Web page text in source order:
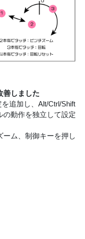
善しました
を追加し、Alt/Ctrl/Shift
の動作を独立して設定
ム、制御キーを押し